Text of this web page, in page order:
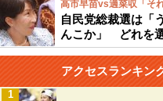
高市早苗vs適菜収「そ
自民党総裁選は「
んこか」 どれを
アクセスランキン
1